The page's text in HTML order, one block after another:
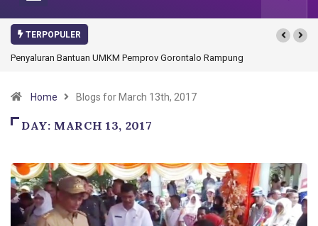
TERPOPULER
Penyaluran Bantuan UMKM Pemprov Gorontalo Rampung
Home Blogs for March 13th, 2017
DAY: MARCH 13, 2017